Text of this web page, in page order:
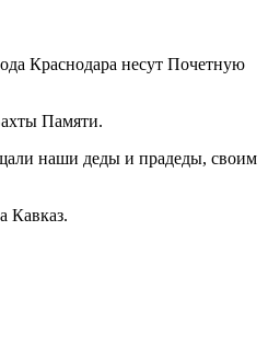
Краснодара несут Почетную
Памяти.
наши деды и прадеды, своим
Кавказ.